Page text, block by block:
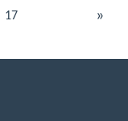
17 »